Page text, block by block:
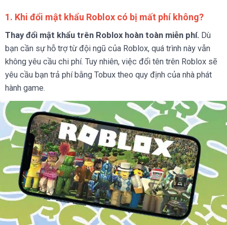
1. Khi đổi mật khẩu Roblox có bị mất phí không?
Thay đổi mật khẩu trên Roblox hoàn toàn miễn phí. Dù
bạn cần sự hỗ trợ từ đội ngũ của Roblox, quá trình này vẫn
không yêu cầu chi phí. Tuy nhiên, việc đổi tên trên Roblox sẽ
yêu cầu bạn trả phí bằng Tobux theo quy định của nhà phát
hành game.